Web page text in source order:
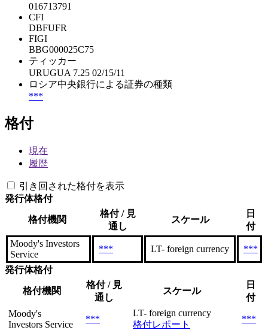
016713791
CFI
DBFUFR
FIGI
BBG000025C75
ティッカー
URUGUA 7.25 02/15/11
ロシア中央銀行による証券の種類
***
格付
現在
履歴
引き回された格付を表示
発行体格付
格付機関
格付 / 見
通し
スケール
日
付
Moody's Investors
Service
*** LT- foreign currency ***
発行体格付
格付機関
格付 / 見
通し
スケール
日
付
Moody's
Investors Service
***
LT- foreign currency
格付レポート
***